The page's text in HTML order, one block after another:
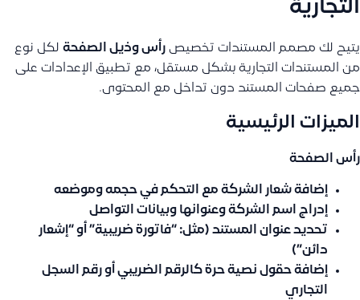
التجارية
يتيح لك مصمم المستندات تخصيص رأس وذيل الصفحة لكل نوع
من المستندات التجارية بشكل مستقل، مع تطبيق الإعدادات على
جميع صفحات المستند دون تداخل مع المحتوى.
الميزات الرئيسية
رأس الصفحة
إضافة شعار الشركة مع التحكم في حجمه وموضعه
إدراج اسم الشركة وعنوانها وبيانات التواصل
تحديد عنوان المستند (مثل: “فاتورة ضريبية” أو “إشعار
دائن”)
إضافة حقول نصية حرة كالرقم الضريبي أو رقم السجل
التجاري